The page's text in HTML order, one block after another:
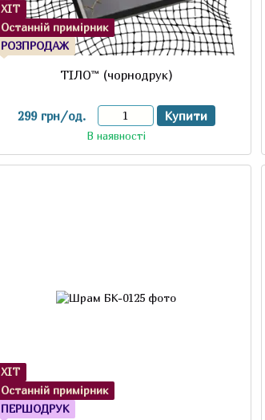
ХІТ
Останній примірник
РОЗПРОДАЖ
ТІЛО™ (чорнодрук)
299 грн/од. Купити
В наявності
ХІТ
Останній примірник
ПЕРШОДРУК